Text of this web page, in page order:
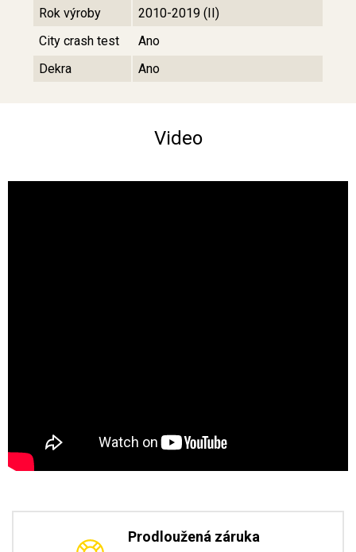
Rok výroby
2010-2019 (II)
City crash test
Ano
Dekra
Ano
Video
Prodloužená záruka